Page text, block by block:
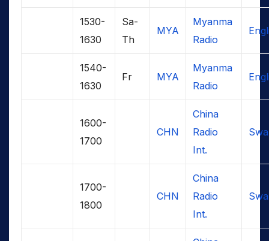
1530-
1630
Sa-
Th
MYA
Myanma
Radio
1540-
1630
Fr MYA
Myanma
Radio
1600-
1700
CHN
China
Radio
Int.
1700-
1800
CHN
China
Radio
Int.